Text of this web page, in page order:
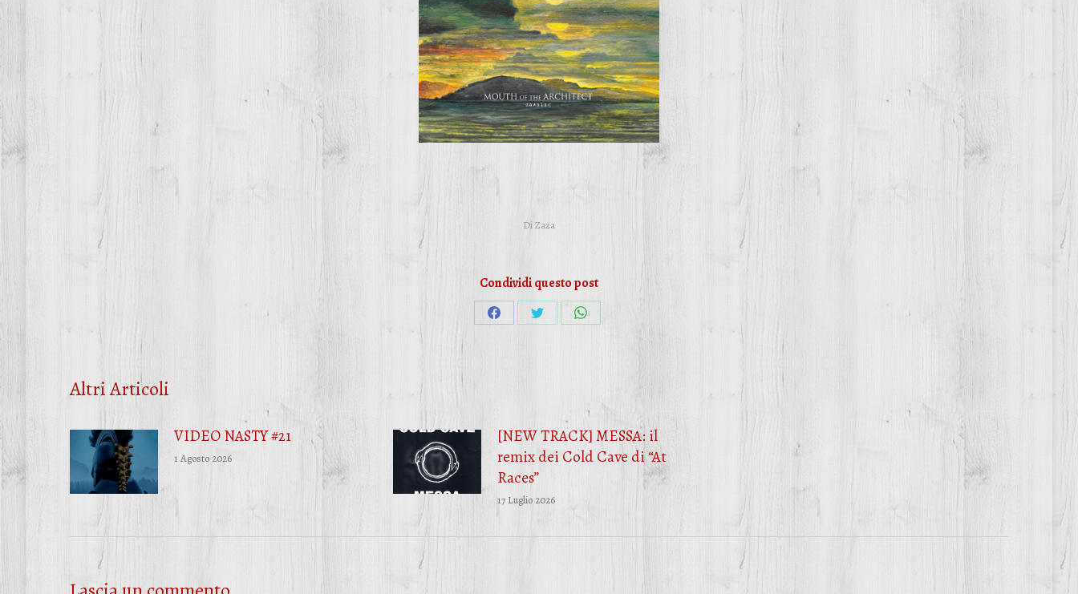
DiZaza
Condividi questo post
CondividiCondividiCondividi
Altri Articoli
VIDEO NASTY #21
1 Agosto 2026
[NEW TRACK] MESSA: il
remix dei Cold Cave di “At
Races”
17 Luglio 2026